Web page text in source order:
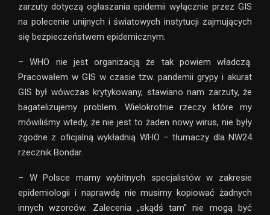
zarzuty dotyczą ogłaszania epidemii wyłącznie przez GIS
na polecenie unijnych i światowych instytucji zajmujących
się bezpieczeństwem epidemicznym.
– WHO nie jest organizacją że tak powiem władczą.
Pracowałem w GIS w czasie tzw. pandemii grypy i akurat
GIS był wówczas krytykowany, stawiano nam zarzuty, że
bagatelizujemy problem. Wielokrotnie rzeczy które my
mówiliśmy wtedy, że nie jest to żaden nowy wirus, nie były
zgodne z oficjalną wykładnią WHO – tłumaczy dla NW24
rzecznik Bondar.
– W Polsce mamy wybitnych specjalistów w zakresie
epidemiologii i naprawdę nie musimy kopiować żadnych
innych wzorców. Zalecenia „skądś tam” nie mogą być